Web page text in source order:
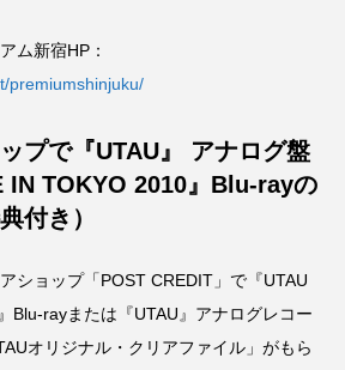
ム新宿HP：
premiumshinjuku/
プで『UTAU』 アナログ盤
IN TOKYO 2010』Blu-rayの
付き）
ショップ「POST CREDIT」で『UTAU
Blu-rayまたは『UTAU』アナログレコー
オリジナル・クリアファイル」がもら